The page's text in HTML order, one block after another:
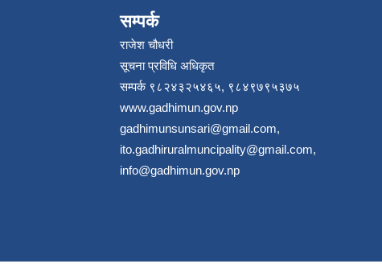
सम्पर्क
राजेश चौधरी
सूचना प्रविधि अधिकृत
सम्पर्क ९८२४३२५४६५, ९८४९७९५३७५
www.gadhimun.gov.np
gadhimunsunsari@gmail.com,
ito.gadhiruralmuncipality@gmail.com,
info@gadhimun.gov.np